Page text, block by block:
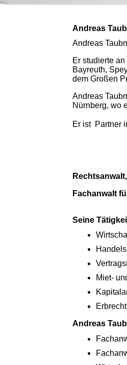
Andreas
Andreas
Er studierte
Bayreuth,
dem Großen
Andreas
Nürnberg, wo
Er ist Partner
Fachanwalt
Seine
Miet-
Erbrecht
Andreas